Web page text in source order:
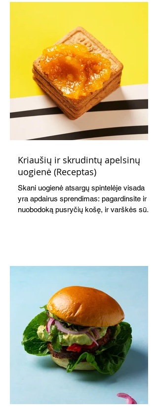
Kriaušių ir skrudintų apelsinų
uogienė (Receptas)
Skani uogienė atsargų spintelėje visada
yra apdairus sprendimas: pagardinsite ir
nuobodoką pusryčių košę, ir varškės sūrį,